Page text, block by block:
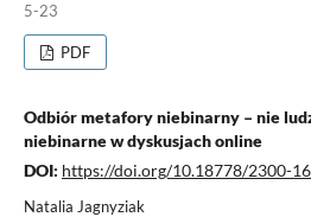
5-23
PDF
Odbiór metafory niebinarny – nie
niebinarne w dyskusjach online
DOI: https://doi.org/10.18778/2300-
Natalia Jagnyziak